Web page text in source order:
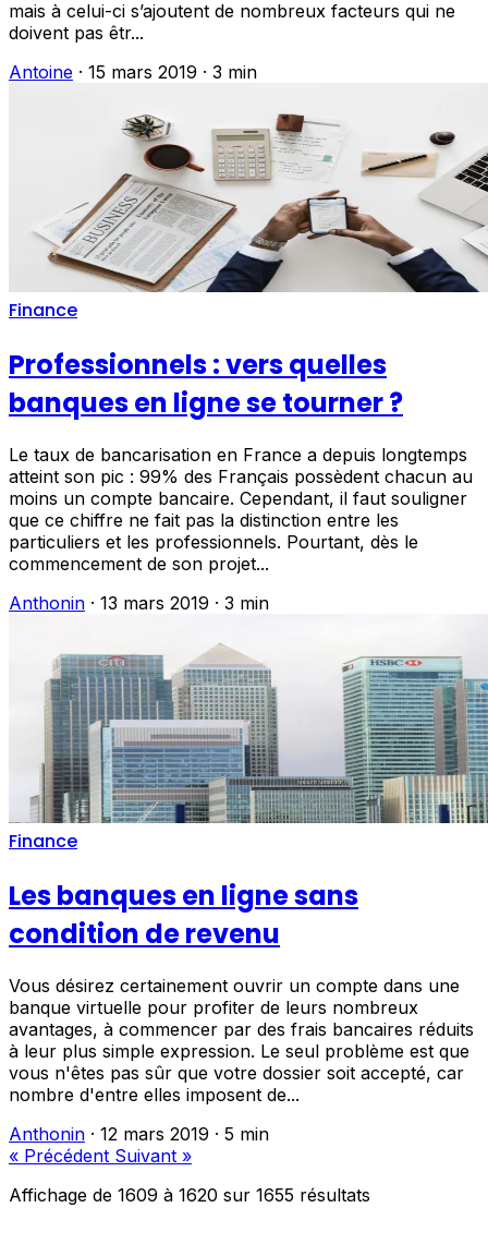
mais à celui-ci s’ajoutent de nombreux facteurs qui ne
doivent pas êtr...
Antoine · 15 mars 2019 · 3 min
Finance
Professionnels : vers quelles
banques en ligne se tourner ?
Le taux de bancarisation en France a depuis longtemps
atteint son pic : 99% des Français possèdent chacun au
moins un compte bancaire. Cependant, il faut souligner
que ce chiffre ne fait pas la distinction entre les
particuliers et les professionnels. Pourtant, dès le
commencement de son projet...
Anthonin · 13 mars 2019 · 3 min
Finance
Les banques en ligne sans
condition de revenu
Vous désirez certainement ouvrir un compte dans une
banque virtuelle pour profiter de leurs nombreux
avantages, à commencer par des frais bancaires réduits
à leur plus simple expression. Le seul problème est que
vous n'êtes pas sûr que votre dossier soit accepté, car
nombre d'entre elles imposent de...
Anthonin · 12 mars 2019 · 5 min
« Précédent Suivant »
Affichage de 1609 à 1620 sur 1655 résultats